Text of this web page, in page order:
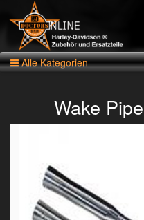
Alle Kategorien
Wake